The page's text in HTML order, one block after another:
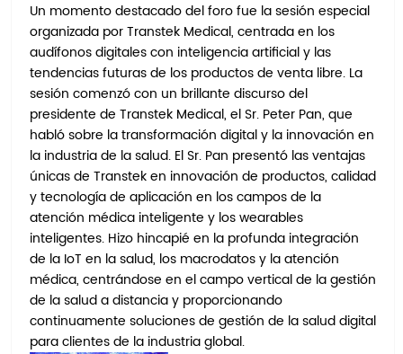
Un momento destacado del foro fue la sesión especial
organizada por Transtek Medical, centrada en los
audífonos digitales con inteligencia artificial y las
tendencias futuras de los productos de venta libre. La
sesión comenzó con un brillante discurso del
presidente de Transtek Medical, el Sr. Peter Pan, que
habló sobre la transformación digital y la innovación en
la industria de la salud. El Sr. Pan presentó las ventajas
únicas de Transtek en innovación de productos, calidad
y tecnología de aplicación en los campos de la
atención médica inteligente y los wearables
inteligentes. Hizo hincapié en la profunda integración
de la IoT en la salud, los macrodatos y la atención
médica, centrándose en el campo vertical de la gestión
de la salud a distancia y proporcionando
continuamente soluciones de gestión de la salud digital
para clientes de la industria global.